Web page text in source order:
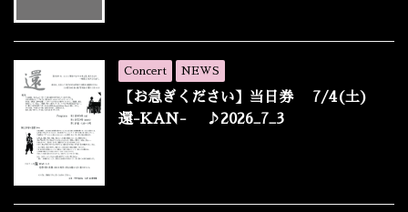
Concert NEWS
【お急ぎください】当日券 7/4(土)
還-KAN- ♪2026_7_3